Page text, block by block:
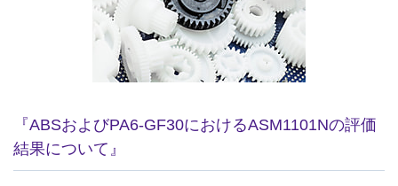
『ABSおよびPA6-GF30におけるASM1101Nの評価
結果について』